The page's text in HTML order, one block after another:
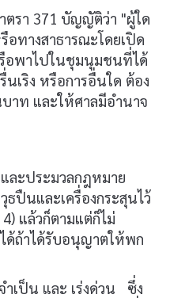
ตรา 371 บัญญัติว่า "ผู้ใด
ทางสาธารณะโดยเปิด
อพาไปในชุมนุมชนที่ได้
เริง หรือการอื่นใด ต้อง
าท และให้ศาลมีอำนาจ
ะประมวลกฎหมาย
ปืนและเครื่องกระสุนไว้
4) แล้วก็ตามแต่ก็ไม่
ด้ถ้าได้รับอนุญาตให้พก
เป็น และ เร่งด่วน
ซึ่ง